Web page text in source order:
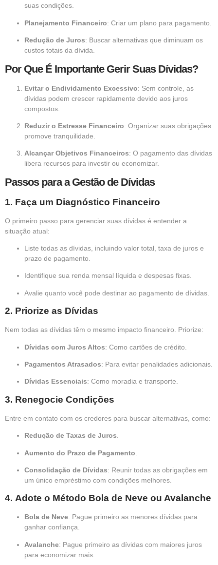
suas condições.
Planejamento Financeiro: Criar um plano para pagamento.
Redução de Juros: Buscar alternativas que diminuam os
custos totais da dívida.
Por Que É Importante Gerir Suas Dívidas?
Evitar o Endividamento Excessivo: Sem controle, as
dívidas podem crescer rapidamente devido aos juros
compostos.
Reduzir o Estresse Financeiro: Organizar suas obrigações
promove tranquilidade.
Alcançar Objetivos Financeiros: O pagamento das dívidas
libera recursos para investir ou economizar.
Passos para a Gestão de Dívidas
1. Faça um Diagnóstico Financeiro
O primeiro passo para gerenciar suas dívidas é entender a
situação atual:
Liste todas as dívidas, incluindo valor total, taxa de juros e
prazo de pagamento.
Identifique sua renda mensal líquida e despesas fixas.
Avalie quanto você pode destinar ao pagamento de dívidas.
2. Priorize as Dívidas
Nem todas as dívidas têm o mesmo impacto financeiro. Priorize:
Dívidas com Juros Altos: Como cartões de crédito.
Pagamentos Atrasados: Para evitar penalidades adicionais.
Dívidas Essenciais: Como moradia e transporte.
3. Renegocie Condições
Entre em contato com os credores para buscar alternativas, como:
Redução de Taxas de Juros.
Aumento do Prazo de Pagamento
Consolidação de Dívidas: Reunir todas as obrigações em
um único empréstimo com condições melhores.
4. Adote o Método Bola de Neve ou Avalanche
Bola de Neve: Pague primeiro as menores dívidas para
ganhar confiança.
Avalanche: Pague primeiro as dívidas com maiores juros
para economizar mais.